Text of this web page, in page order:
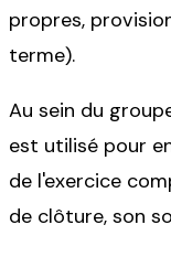
propres,
terme).
Au sein du
est utilisé pour
de l'exercice
de clôture, son